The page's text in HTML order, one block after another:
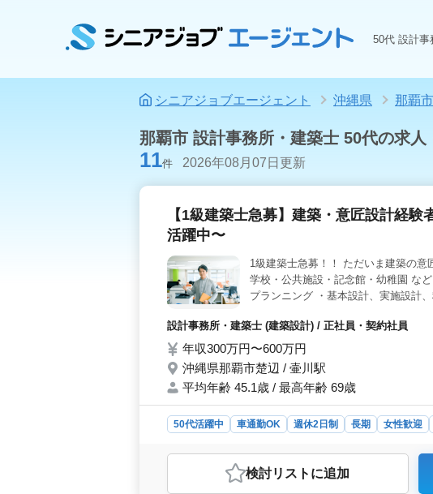
50代 設計事
シニアジョブエージェント 沖縄県 那覇市
那覇市 設計事務所・建築士 50代の求人
11件 2026年08月07日更新
【1級建築士急募】建築・意匠設計経
活躍中〜
1級建築士急募！！ ただいま建築の意
学校・公共施設・記念館・幼稚園 な
プランニング ・基本設計、実施設計
での経験を生かして働きませんか？ ご
設計事務所・建築士 (建築設計) / 正社員・契約社員
年収300万円〜600万円
沖縄県那覇市楚辺 / 壷川駅
平均年齢 45.1歳 / 最高年齢 69歳
50代活躍中 車通勤OK 週休2日制 長期 女性歓迎
＜メリット＞ 沖縄市楚辺に拠点を置く建築設計事
の求人には多くの魅力があります。まず、土日祝
検討リスト に追加